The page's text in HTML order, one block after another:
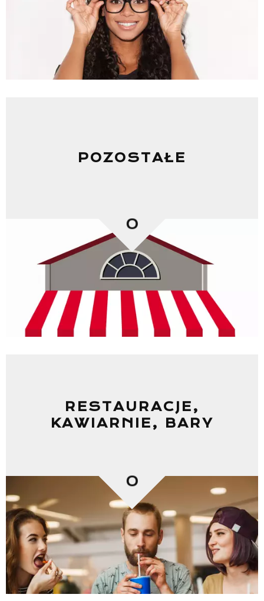
Lista sklepów
Lista CH
POZOSTAŁE
0
RESTAURACJE,
KAWIARNIE, BARY
0